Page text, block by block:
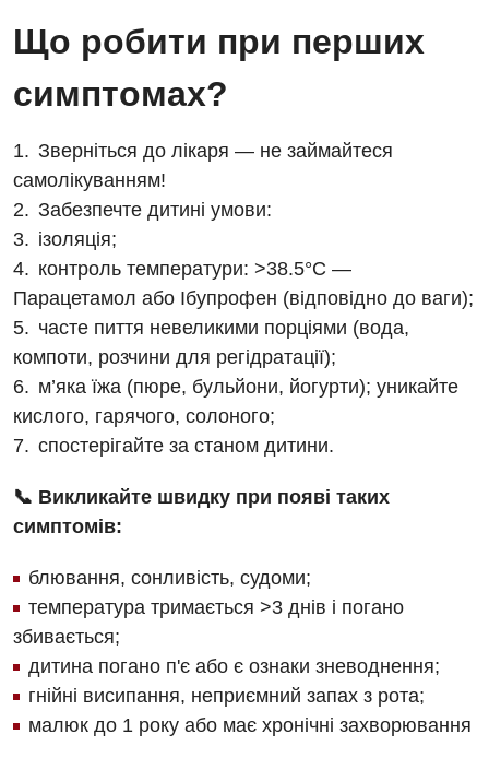
Дерматовенерологія
Дієтологія
Ендокринологія
Кардіологія
Мамологія
Медична психологія
Неврологія
Онкологічне відділлення
Оториноларингологія
Офтальмологічне відділення
Проктологія
Ревматологія
Терапія
Травматологія і ортопедія
Урологія
Що робити при перших
симптомах?
Зверніться до лікаря — не займайтеся
самолікуванням!
Забезпечте дитині умови:
ізоляція;
контроль температури: >38.5°C —
Парацетамол або Ібупрофен (відповідно до ваги);
часте пиття невеликими порціями (вода,
компоти, розчини для регідратації);
м’яка їжа (пюре, бульйони, йогурти); уникайте
кислого, гарячого, солоного;
спостерігайте за станом дитини.
📞 Викликайте швидку при появі таких
симптомів:
блювання, сонливість, судоми;
температура тримається >3 днів і погано
збивається;
дитина погано п'є або є ознаки зневоднення;
гнійні висипання, неприємний запах з рота;
малюк до 1 року або має хронічні захворювання